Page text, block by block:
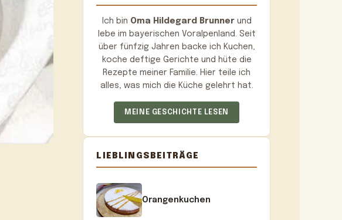
Ich bin Oma Hildegard Brunnerund
lebe im bayerischen Voralpenland. Seit
über fünfzig Jahren backe ich Kuchen,
koche deftige Gerichte und hüte die
Rezepte meiner Familie. Hier teile ich
alles, was mich die Küche gelehrt hat.
MEINE GESCHICHTE LESEN
LIEBLINGSBEITRÄGE
Orangenkuchen